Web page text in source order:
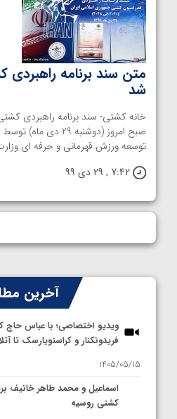
متن سند برنامه راهبردی
شد
خانه کشتی- سند برنامه راهبردی
صبح امروز (دوشنبه
توسعه ورزش قهرمانی و حرفه ای
7:42 , 29 دی 99
آخرین
ویدیو اختصاصی؛ با عباس حاج
فریدونکنار و کراسنویارسک تا
1405/05/15
اسماعیل و محمد طاهر خانیف
کشتی روسیه